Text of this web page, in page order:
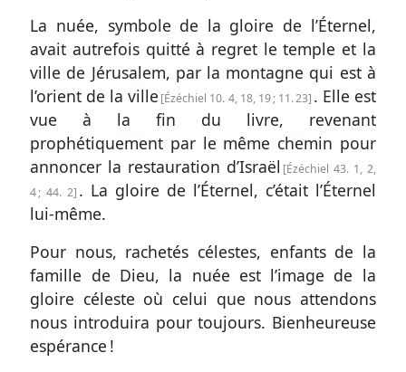
La nuée, symbole de la gloire de l’Éternel,
avait autrefois quitté à regret le temple et la
ville de Jérusalem, par la montagne qui est à
l’orient de la ville Ézéchiel 10. 4, 18, 19 ; 11. 23 . Elle est
vue à la fin du livre, revenant
prophétiquement par le même chemin pour
annoncer la restauration d’Israël Ézéchiel 43. 1, 2,
4 ;44. 2 . La gloire de l’Éternel, c’était l’Éternel
lui-même.
Pour nous, rachetés célestes, enfants de la
famille de Dieu, la nuée est l’image de la
gloire céleste où celui que nous attendons
nous introduira pour toujours. Bienheureuse
espérance !